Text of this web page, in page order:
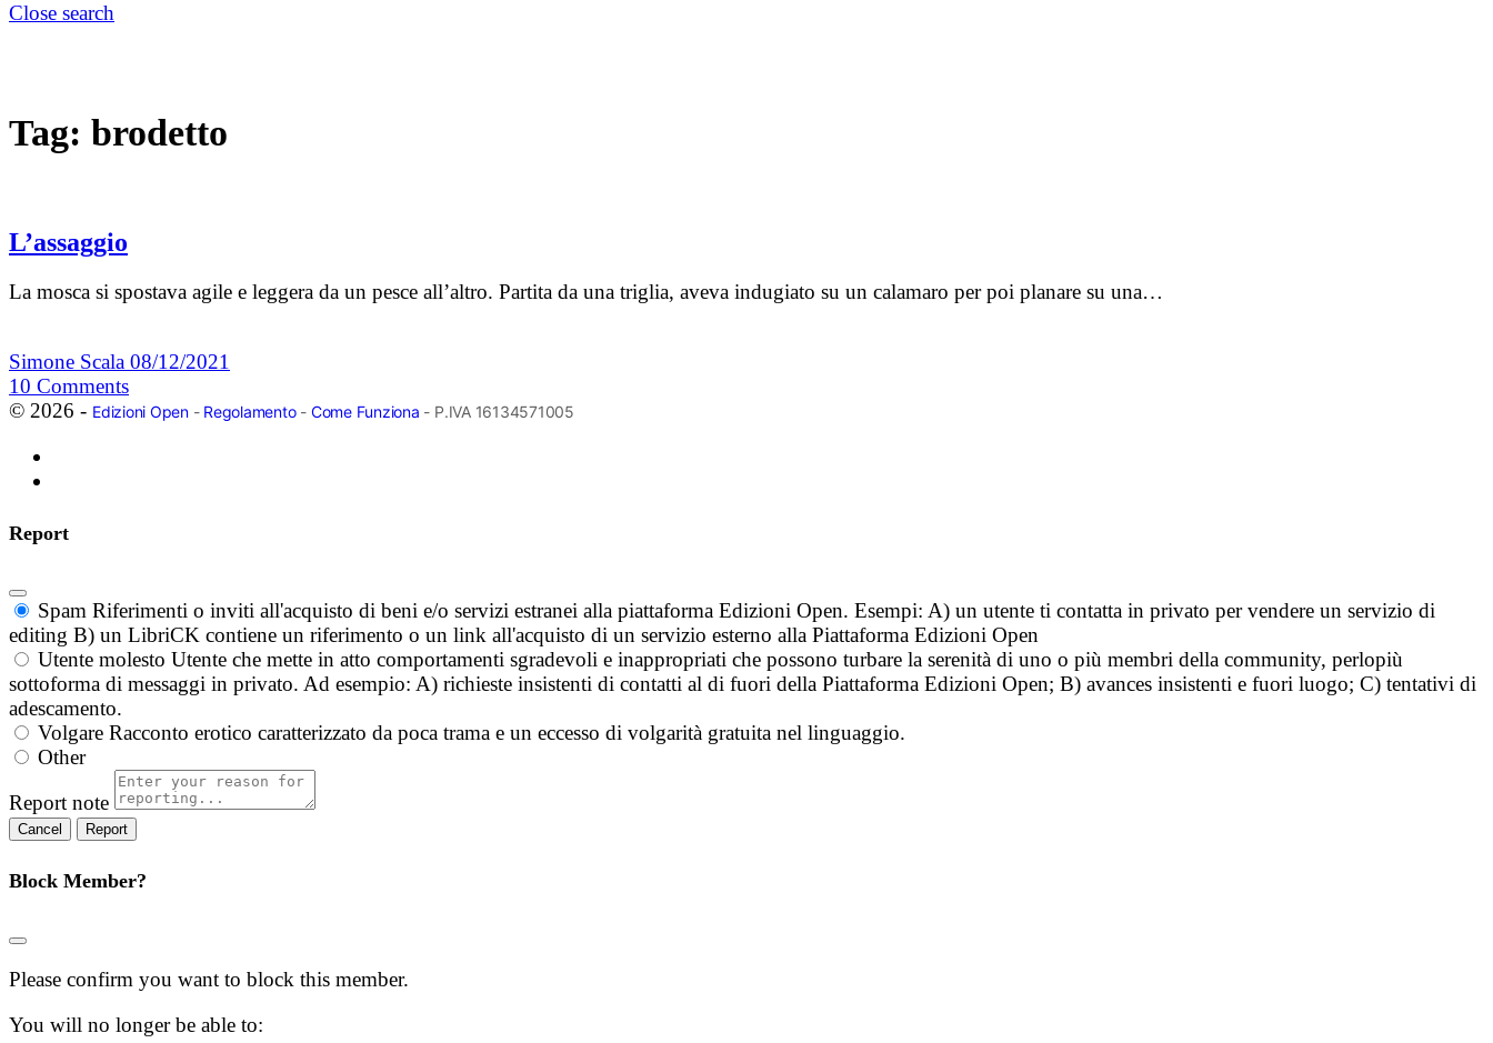
Close search
Tag: brodetto
L’assaggio
La mosca si spostava agile e leggera da un pesce all’altro. Partita da una triglia, aveva indugiato su un calamaro per poi planare su una…
Simone Scala 08/12/2021
10 Comments
© 2026 - Edizioni Open- Regolamento- Come Funziona - P.IVA 16134571005
Report
Spam Riferimenti o inviti all'acquisto di beni e/o servizi estranei alla piattaforma Edizioni Open. Esempi: A) un utente ti contatta in privato per vendere un servizio di
editing B) un LibriCK contiene un riferimento o un link all'acquisto di un servizio esterno alla Piattaforma Edizioni Open
Utente molesto Utente che mette in atto comportamenti sgradevoli e inappropriati che possono turbare la serenità di uno o più membri della community, perlopiù
sottoforma di messaggi in privato. Ad esempio: A) richieste insistenti di contatti al di fuori della Piattaforma Edizioni Open; B) avances insistenti e fuori luogo; C) tentativi di
adescamento.
Volgare Racconto erotico caratterizzato da poca trama e un eccesso di volgarità gratuita nel linguaggio.
Other
Report note
Report
Block Member?
Please confirm you want to block this member.
You will no longer be able to: